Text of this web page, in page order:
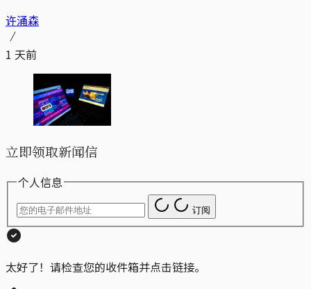
许涌森
1 天前
立即领取新闻信
个人信息
订阅
太好了！请检查您的收件箱并点击链接。